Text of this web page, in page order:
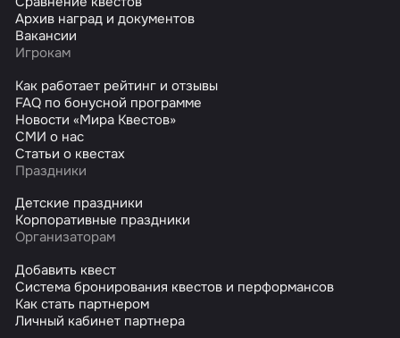
Архив наград и документов
Вакансии
Игрокам
Как работает рейтинг и отзывы
FAQ по бонусной программе
Новости «Мира Квестов»
СМИ о нас
Статьи о квестах
Праздники
Детские праздники
Корпоративные праздники
Организаторам
Добавить квест
Система бронирования квестов и перформансов
Как стать партнером
Личный кабинет партнера